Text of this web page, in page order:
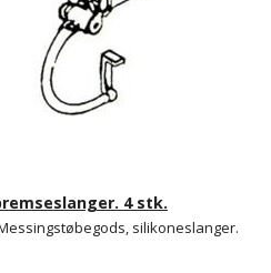
4 stk.
silikoneslanger.